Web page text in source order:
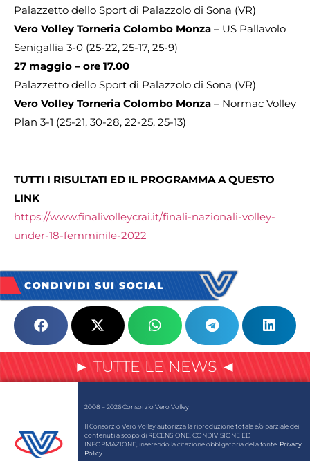
Palazzetto dello Sport di Palazzolo di Sona (VR)
Vero Volley Torneria Colombo Monza – US Pallavolo
Senigallia 3-0 (25-22, 25-17, 25-9)
27 maggio – ore 17.00
Palazzetto dello Sport di Palazzolo di Sona (VR)
Vero Volley Torneria Colombo Monza – Normac Volley
Plan 3-1 (25-21, 30-28, 22-25, 25-13)
TUTTI I RISULTATI ED IL PROGRAMMA A QUESTO
LINK
https://www.finalivolleycrai.it/finali-nazionali-volley-
under-18-femminile-2022
CONDIVIDI SUI SOCIAL
► TUTTE LE NEWS ◄
2008 – 2026 Consorzio Vero Volley
Il Consorzio Vero Volley autorizza la riproduzione totale e/o parziale dei
contenuti a scopo di RECENSIONE, CONDIVISIONE ED
INFORMAZIONE, inserendo la citazione obbligatoria della fonte. Privacy
Policy